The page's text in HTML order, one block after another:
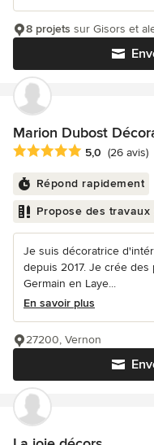
8 projets sur Gisors et
Marion Dubost
Note moyenne : 5 étoiles
5,0 (26 avis)
Répond rapidement
Propose des
Je suis décoratrice
depuis 2017. Je crée des
Germain en Laye...
En savoir plus
27200, Vernon